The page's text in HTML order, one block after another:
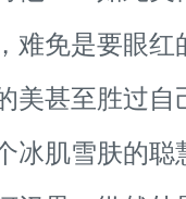
难免是要眼
美甚至胜过自
肌雪肤的聪